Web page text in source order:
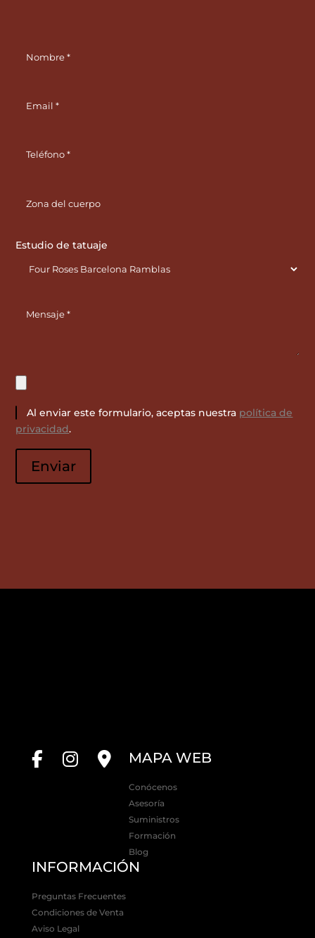
Estudio de tatuaje
Al enviar este formulario, aceptas nuestra política de
privacidad.
Por
favor,Enviar
MAPA WEB
Conócenos
Asesoría
Suministros
Formación
Blog
INFORMACIÓN
Preguntas Frecuentes
Condiciones de Venta
Aviso Legal